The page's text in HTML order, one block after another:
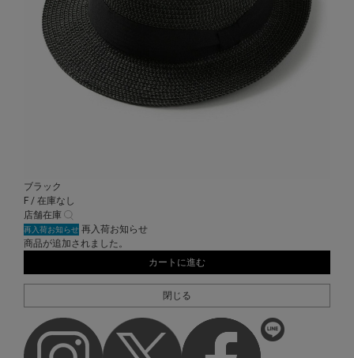
ブラック
F / 在庫なし
店舗在庫
再入荷お知らせ 再入荷お知らせ
商品が追加されました。
カートに進む
閉じる